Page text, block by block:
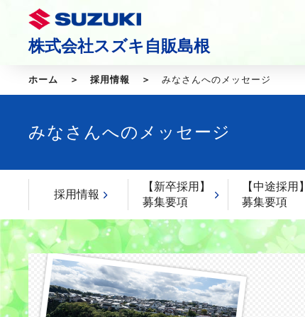
株式会社スズキ自販島根
ホーム 採用情報 みなさんへのメッセージ
みなさんへのメッセージ
採用情報
【新卒採用】
募集要項
【中途採用】
募集要項